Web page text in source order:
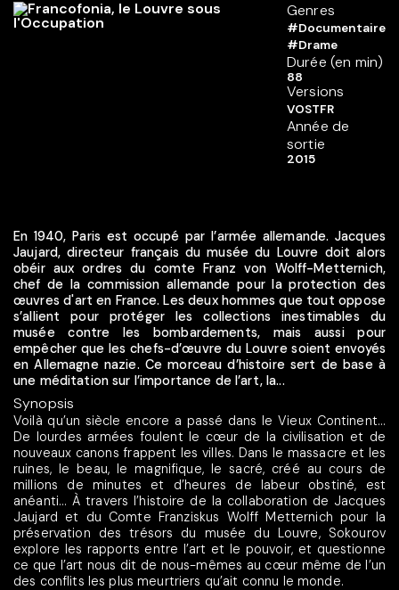
Genres
#Documentaire
#Drame
Durée (en min)
88
Versions
VOSTFR
Année de
sortie
2015
En 1940, Paris est occupé par l’armée allemande. Jacques
Jaujard, directeur français du musée du Louvre doit alors
obéir aux ordres du comte Franz von Wolff-Metternich,
chef de la commission allemande pour la protection des
œuvres d'art en France. Les deux hommes que tout oppose
s’allient pour protéger les collections inestimables du
musée contre les bombardements, mais aussi pour
empêcher que les chefs-d’œuvre du Louvre soient envoyés
en Allemagne nazie. Ce morceau d’histoire sert de base à
une méditation sur l’importance de l’art, la...
Synopsis
Voilà qu’un siècle encore a passé dans le Vieux Continent…
De lourdes armées foulent le cœur de la civilisation et de
nouveaux canons frappent les villes. Dans le massacre et les
ruines, le beau, le magnifique, le sacré, créé au cours de
millions de minutes et d’heures de labeur obstiné, est
anéanti… À travers l’histoire de la collaboration de Jacques
Jaujard et du Comte Franziskus Wolff Metternich pour la
préservation des trésors du musée du Louvre, Sokourov
explore les rapports entre l’art et le pouvoir, et questionne
ce que l’art nous dit de nous-mêmes au cœur même de l’un
des conflits les plus meurtriers qu’ait connu le monde.